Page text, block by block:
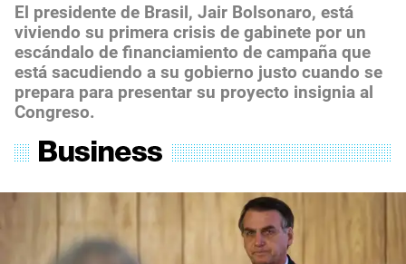
El presidente de Brasil, Jair Bolsonaro, está
viviendo su primera crisis de gabinete por un
escándalo de financiamiento de campaña que
está sacudiendo a su gobierno justo cuando se
prepara para presentar su proyecto insignia al
Congreso.